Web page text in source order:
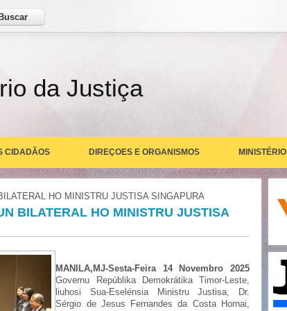
da Justiça
CIDADÃOS DIREÇOES E ORGANISMOS MINISTÉRIO
HO MINISTRU JUSTISA SINGAPURA
BILATERAL HO MINISTRU JUSTISA
MANILA,MJ-Sesta-Feira 14 Novembro 2025
Governu Repúblika Demokrátika Timor-Leste,
liuhosi Sua-Eselénsia Ministru Justisa, Dr.
Sérgio de Jesus Fernandes da Costa Hornai,